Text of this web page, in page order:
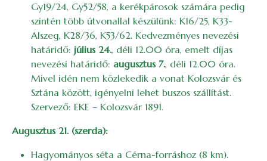
Gy19/24, Gy52/58, a kerékpárosok számára pedig
szintén több útvonallal készülünk: K16/25, K33-
Alszeg, K28/36, K53/62. Kedvezményes nevezési
határidő: július 24., déli 12.00 óra, emelt díjas
nevezési határidő: augusztus 7., déli 12.00 óra.
Mivel idén nem közlekedik a vonat Kolozsvár és
Sztána között, igényelni lehet buszos szállítást.
Szervező: EKE – Kolozsvár 1891.
Augusztus 21. (szerda):
Hagyományos séta a Cérna-forráshoz (8 km).